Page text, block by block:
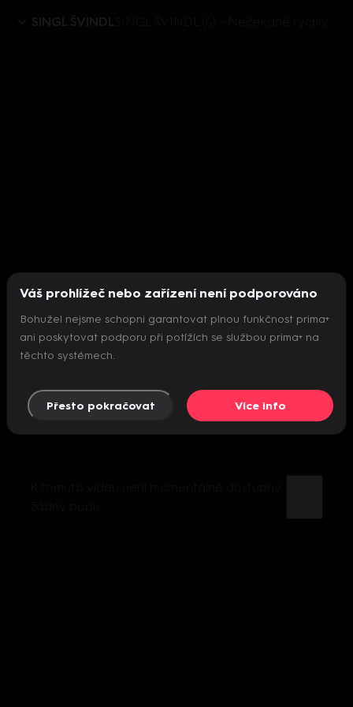
SINGL ŠVINDL
Nepodařilo se inicializovat přehrávač
Váš prohlížeč nebo zařízení není podporováno
Bohužel nejsme schopni garantovat plnou funkčnost prima+
ani poskytovat podporu při potížích se službou prima+ na
těchto systémech.
Přesto pokračovat Více info